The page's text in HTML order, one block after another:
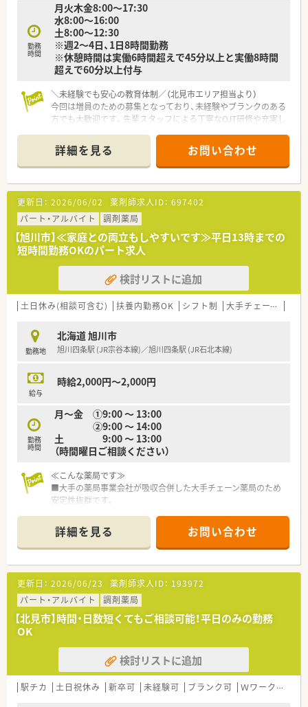
勤務
時間
月火木金8:00～17:30
水8:00～16:00
土8:00～12:30
※週2～4日、1日8時間勤務
※休憩時間は実働6時間超えで45分以上と実働8時間
超えで60分以上付与
＼未経験でも安心の教育体制／（北見市エリア担当より）
今回は増員のための募集となっており、未経験やブランクのある
方でも大歓迎です。先輩スタッフによる丁寧なOJT研修や充実し
【店舗情報と応需状況について】
■JR石北本線の愛し野駅から徒歩1分という非常にアクセスの
良い好立地であり、毎日の通勤がスムーズな薬局です。
■内科や小児科に加えて心療内科やリハビリ科など幅広い科目
を応需し、1日に90枚から100枚ほど対応しています。
■施設や居宅への在宅業務も積極的に行っており、地域医療に密
着しながら多岐にわたる経験を積むことができる環境です。
【法人特徴について】
■北見市内に複数の調剤薬局を展開し、地域に根差した温かい医
療サービスを提供し続けている安定した経営基盤の企業です。
■経営者自身も薬剤師であるため、現場で働くスタッフの気持ち
に寄り添った働きやすい環境作りに力を入れている会社です。
80％と高く、産休の取得実績も豊富にある働きやすい職場です。
【職場環境と雰囲気】
ではのアットホームで和やかな雰囲気が魅力的な職場です。
■近隣店舗からのヘルプ体制も充実しているため、一人に業務の
■忙しい時間帯でもお互いに声を掛け合い、わからないことがあ
ればすぐに先輩に質問できる風通しの良い素晴らしい環境で
す。
詳細を見る お問い合わせ
更新日： 2026/06/02 薬剤師求人ID： 697402
パート・アルバイト
調剤薬局
【旭川市】≪家庭との両立もしやすいです≫平日13時までの
短時間勤務OKのパート求人
検討リストに追加
土日休み(相談可含む) 扶養内勤務OK シフト制 大手チェーン
勤務地
北海道 旭川市
旭川四条駅 (JR宗谷本線)／旭川四条駅 (JR石北本線)
給与
時給2,000円～2,000円
勤務
時間
月～金 ①9:00 ～ 13:00
②9:00 ～ 14:00
土 9:00 ～ 13:00
（時間曜日ご相談ください）
≪こんな薬局です≫
■大手の薬局事業会社が吸収合併した大手チェーン薬局のため
安定性抜群です。
■13時や14時までのシフト組みが可能ですので、無理なくお仕
事と家庭を両立できます。
■旭川四条駅からが徒歩6分程で到着でき、徒歩３分程の場所に
バス停もあります。
■お車通勤も可能です。片側2車線の道路に面しているので冬道
も安心の立地です。
■徒歩圏内にコンビニがあるのでちょっとした買い物に便利で
す。
■安定した経営基盤を求めている。
■家庭とのライフワークバランスを重視している。
■通勤しやすい薬局が良い。
詳細を見る お問い合わせ
更新日： 2026/06/23 薬剤師求人ID： 193972
パート・アルバイト
調剤薬局
【北見市】時間・日数短くてもご相談可能！平日のみの勤務
OK
検討リストに追加
駅チカ 土日祝休み 新卒可 未経験可 ブランク可 Ｗワーク可